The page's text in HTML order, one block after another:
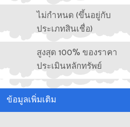
ไม่กำหนด (ขึ้นอยู่กับ
ประเภทสินเชื่อ)
สูงสุด 100% ของราคา
ประเมินหลักทรัพย์
ข้อมูลเพิ่มเติม